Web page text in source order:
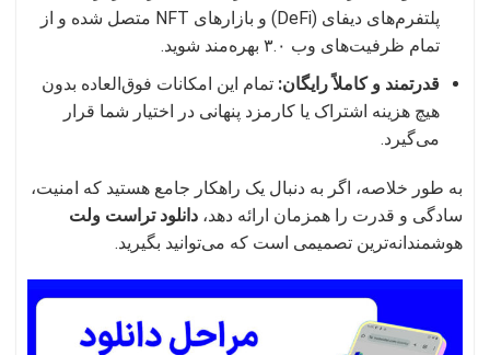
پلتفرم‌های دیفای (DeFi) و بازارهای NFT متصل شده و از
تمام ظرفیت‌های وب ۳.۰ بهره‌مند شوید.
قدرتمند و کاملاً رایگان: تمام این امکانات فوق‌العاده بدون
هیچ هزینه اشتراک یا کارمزد پنهانی در اختیار شما قرار
می‌گیرد.
به طور خلاصه، اگر به دنبال یک راهکار جامع هستید که امنیت،
سادگی و قدرت را همزمان ارائه دهد، دانلود تراست ولت
هوشمندانه‌ترین تصمیمی است که می‌توانید بگیرید.